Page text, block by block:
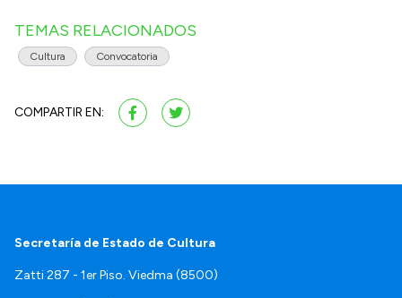
TEMAS RELACIONADOS
Cultura Convocatoria
COMPARTIR EN:
Secretaría de Estado de Cultura
Zatti 287 - 1er Piso. Viedma (8500)